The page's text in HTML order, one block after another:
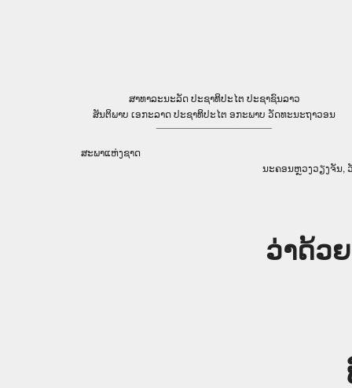
ສາທາລະນະລັດ ປະຊາທິປະໄຕ ປະຊາຊົນລາວ
ສັນຕິພາບ ເອກະລາດ ປະຊາທິປະໄຕ ອກະພາບ ວັດທະນະຖາວອນ
_____________________
ສະພາແຫ່ງຊາດ
ນະຄອນຫຼວງວຽງຈັນ,
ວ່າດ້ວ